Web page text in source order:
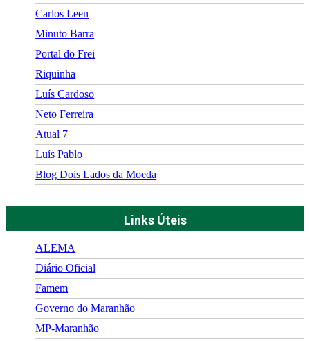
Carlos Leen
Minuto Barra
Portal do Frei
Riquinha
Luís Cardoso
Neto Ferreira
Atual 7
Luís Pablo
Blog Dois Lados da Moeda
Links Úteis
ALEMA
Diário Oficial
Famem
Governo do Maranhão
MP-Maranhão